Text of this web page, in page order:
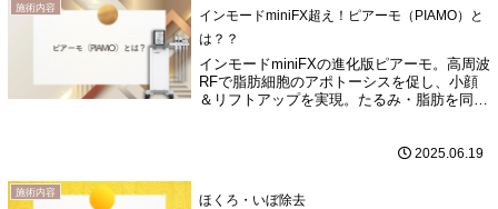
施術内容
インモードminiFX超え！ピアーモ（PIAMO）と
は？？
インモードminiFXの進化版ピアーモ。高周波
RFで脂肪細胞のアポトーシスを促し、小顔
＆リフトアップを実現。たるみ・脂肪を同時
2025.06.19
施術内容 ほくろ・いぼ除去